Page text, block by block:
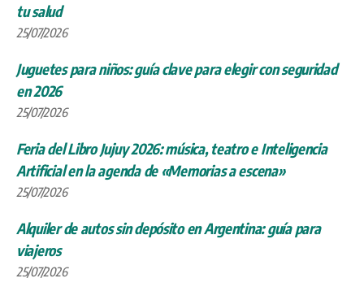
tu salud
25/07/2026
Juguetes para niños: guía clave para elegir con seguridad
en 2026
25/07/2026
Feria del Libro Jujuy 2026: música, teatro e Inteligencia
Artificial en la agenda de «Memorias a escena»
25/07/2026
Alquiler de autos sin depósito en Argentina: guía para
viajeros
25/07/2026